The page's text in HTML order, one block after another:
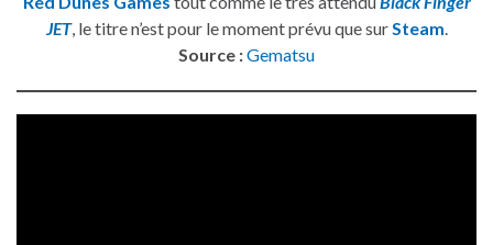
JET, le titre n’est pour le moment prévu que surSteam.
Source :Gematsu